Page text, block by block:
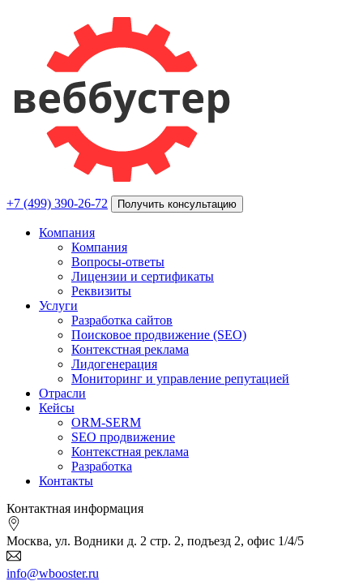
+7 (499) 390-26-72 Получить консультацию
Компания
Компания
Вопросы-ответы
Лицензии и сертификаты
Реквизиты
Услуги
Разработка сайтов
Поисковое продвижение (SEO)
Контекстная реклама
Лидогенерация
Мониторинг и управление репутацией
Отрасли
Кейсы
ORM-SERM
SEO продвижение
Контекстная реклама
Разработка
Контакты
Контактная информация
Москва, ул. Водники д. 2 стр. 2, подъезд 2, офис 1/4/5
info@wbooster.ru